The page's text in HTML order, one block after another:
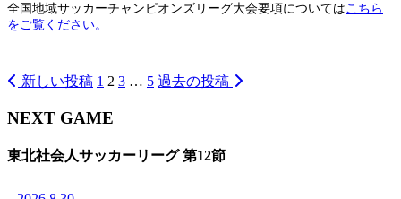
全国地域サッカーチャンピオンズリーグ大会要項についてはこちら
をご覧ください。
投
稿
の
新しい投稿 1 2 3 … 5 過去の投稿
NEXT GAME
東北社会人サッカーリーグ 第12節